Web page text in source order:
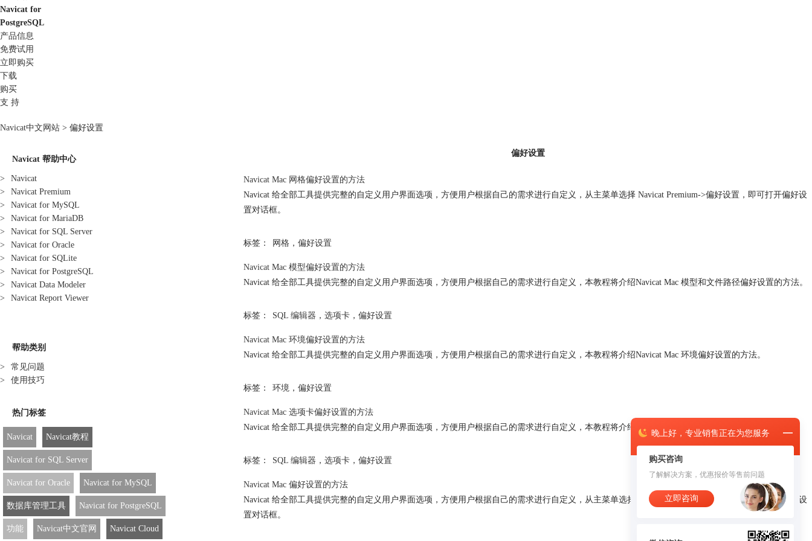
晚上好， 专业销售正在为您服务
购买咨询
了解解决方案，优惠报价等售前问题
立即咨询
Navicat for
PostgreSQL
产品信息
免费试用
立即购买
下载
购买
支 持
Navicat中文网站 > 偏好设置
Navicat 帮助中心
>
Navicat
>
Navicat Premium
>
Navicat for MySQL
>
Navicat for MariaDB
>
Navicat for SQL Server
>
Navicat for Oracle
>
Navicat for SQLite
>
Navicat for PostgreSQL
>
Navicat Data Modeler
>
Navicat Report Viewer
帮助类别
>
常见问题
>
使用技巧
热门标签
Navicat Navicat教程
Navicat for SQL Server
Navicat for Oracle Navicat for MySQL
数据库管理工具 Navicat for PostgreSQL
功能 Navicat中文官网 Navicat Cloud
偏好设置
Navicat Mac 网格偏好设置的方法
Navicat 给全部工具提供完整的自定义用户界面选项，方便用户根据自己的需求进行自定义，从主菜单选择 Navicat Premium->偏好设置 ，即可打开偏好设
置对话框。
标签： 网格 ，偏好设置
Navicat Mac 模型偏好设置的方法
Navicat 给全部工具提供完整的自定义用户界面选项，方便用户根据自己的需求进行自定义，本教程将介绍Navicat Mac 模型和文件路径偏好设置的方法。
标签： SQL 编辑器 ，选项卡 ，偏好设置
Navicat Mac 环境偏好设置的方法
Navicat 给全部工具提供完整的自定义用户界面选项，方便用户根据自己的需求进行自定义，本教程将介绍Navicat Mac 环境偏好设置的方法。
标签： 环境 ，偏好设置
Navicat Mac 选项卡偏好设置的方法
Navicat 给全部工具提供完整的自定义用户界面选项，方便用户根据自己的需求进行自定义，本教程将介绍Navicat Mac 选项卡 偏好设置的方法。
标签： SQL 编辑器 ，选项卡 ，偏好设置
Navicat Mac偏好设置的方法
Navicat 给全部工具提供完整的自定义用户界面选项，方便用户根据自己的需求进行自定义，从主菜单选择 Navicat Premium->
偏好设置 ，即可打开偏好设
置对话框。